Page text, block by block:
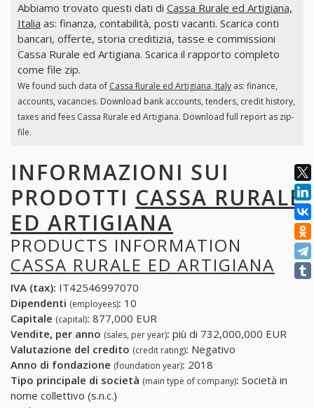
Abbiamo trovato questi dati di Cassa Rurale ed Artigiana,
Italia as: finanza, contabilità, posti vacanti. Scarica conti
bancari, offerte, storia creditizia, tasse e commissioni
Cassa Rurale ed Artigiana. Scarica il rapporto completo
come file zip.
We found such data of Cassa Rurale ed Artigiana, Italyas: finance,
accounts, vacancies. Download bank accounts, tenders, credit history,
taxes and fees Cassa Rurale ed Artigiana. Download full report as zip-
file.
INFORMAZIONI SUI
PRODOTTI CASSA RURALE
ED ARTIGIANA
PRODUCTS INFORMATION
CASSA RURALE ED ARTIGIANA
IVA (tax): IT42546997070
Dipendenti (employees): 10
Capitale (capital): 877,000 EUR
Vendite, per anno (sales, per year): più di 732,000,000 EUR
Valutazione del credito (credit rating): Negativo
Anno di fondazione (foundation year): 2018
Tipo principale di società (main type of company): Società in
nome collettivo (s.n.c.)